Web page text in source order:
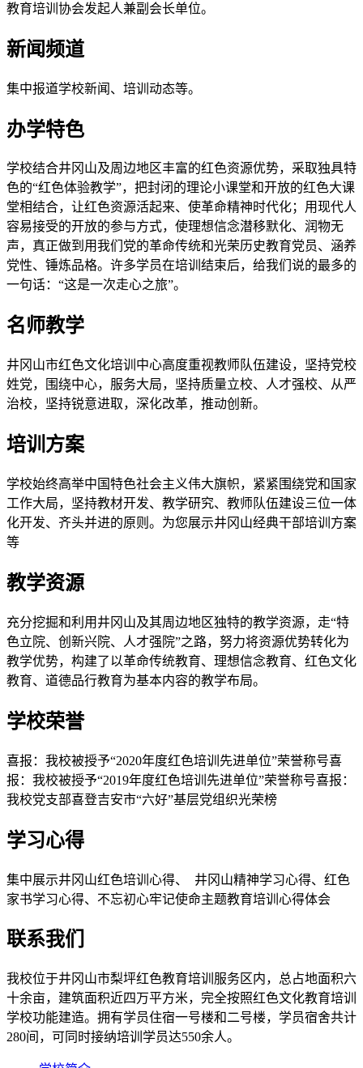
教育培训协会发起人兼副会长单位。
新闻频道
集中报道学校新闻、培训动态等。
办学特色
学校结合井冈山及周边地区丰富的红色资源优势，采取独具特
色的“红色体验教学”，把封闭的理论小课堂和开放的红色大课
堂相结合，让红色资源活起来、使革命精神时代化；用现代人
容易接受的开放的参与方式，使理想信念潜移默化、润物无
声，真正做到用我们党的革命传统和光荣历史教育党员、涵养
党性、锤炼品格。许多学员在培训结束后，给我们说的最多的
一句话：“这是一次走心之旅”。
名师教学
井冈山市红色文化培训中心高度重视教师队伍建设，坚持党校
姓党，围绕中心，服务大局，坚持质量立校、人才强校、从严
治校，坚持锐意进取，深化改革，推动创新。
培训方案
学校始终高举中国特色社会主义伟大旗帜，紧紧围绕党和国家
工作大局，坚持教材开发、教学研究、教师队伍建设三位一体
化开发、齐头并进的原则。为您展示井冈山经典干部培训方案
等
教学资源
充分挖掘和利用井冈山及其周边地区独特的教学资源，走“特
色立院、创新兴院、人才强院”之路，努力将资源优势转化为
教学优势，构建了以革命传统教育、理想信念教育、红色文化
教育、道德品行教育为基本内容的教学布局。
学校荣誉
喜报：我校被授予“2020年度红色培训先进单位”荣誉称号喜
报：我校被授予“2019年度红色培训先进单位”荣誉称号喜报：
我校党支部喜登吉安市“六好”基层党组织光荣榜
学习心得
集中展示井冈山红色培训心得、 井冈山精神学习心得、红色
家书学习心得、不忘初心牢记使命主题教育培训心得体会
联系我们
我校位于井冈山市梨坪红色教育培训服务区内，总占地面积六
十余亩，建筑面积近四万平方米，完全按照红色文化教育培训
学校功能建造。拥有学员住宿一号楼和二号楼，学员宿舍共计
280间，可同时接纳培训学员达550余人。